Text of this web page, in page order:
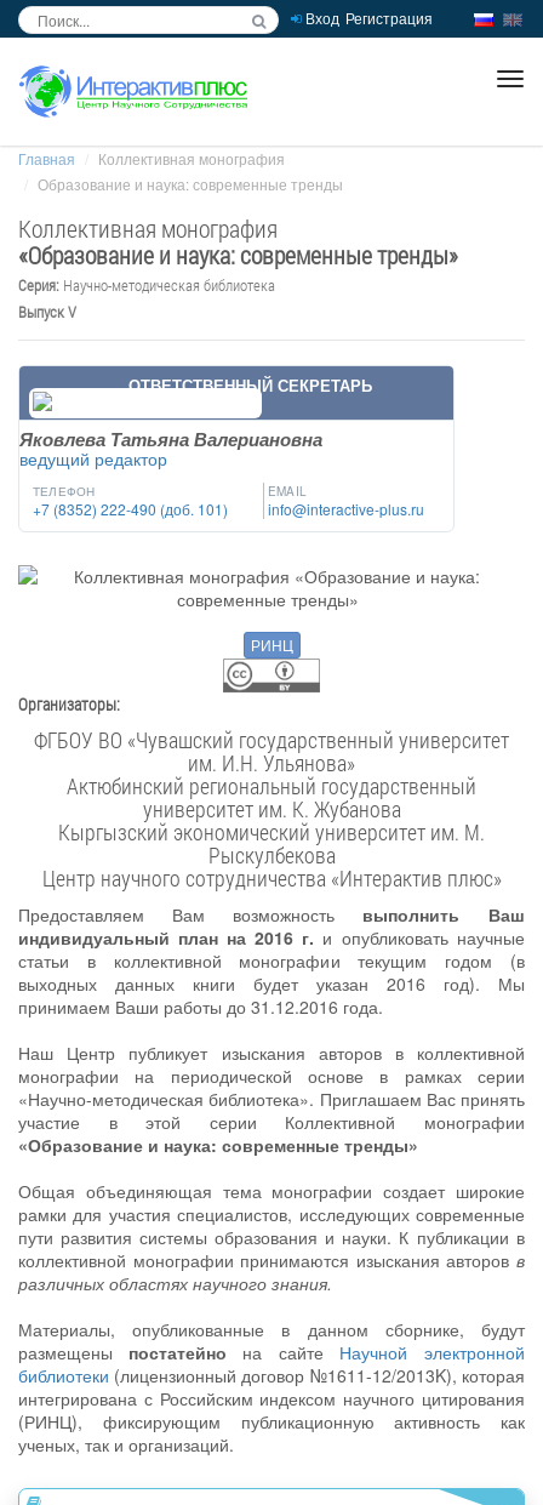
Вход Регистрация
Главная
Коллективная монография
Образование и наука: современные тренды
Коллективная монография
«Образование и наука: современные тренды»
Серия: Научно-методическая библиотека
Выпуск V
ОТВЕТСТВЕННЫЙ СЕКРЕТАРЬ
Яковлева Татьяна Валериановна
ведущий редактор
ТЕЛЕФОН
+7 (8352) 222-490 (доб. 101)
EMAIL
info@interactive-plus.ru
РИНЦ
Организаторы:
ФГБОУ ВО «Чувашский государственный университет
им. И.Н. Ульянова»
Актюбинский региональный государственный
университет им. К. Жубанова
Кыргызский экономический университет им. М.
Рыскулбекова
Центр научного сотрудничества «Интерактив плюс»
Предоставляем Вам возможность выполнить Ваш
индивидуальный план на 2016 г. и опубликовать научные
статьи в коллективной монографии текущим годом (в
выходных данных книги будет указан 2016 год). Мы
принимаем Ваши работы до 31.12.2016 года.
Наш Центр публикует изыскания авторов в коллективной
монографии на периодической основе в рамках серии
«Научно-методическая библиотека». Приглашаем Вас принять
участие в этой серии Коллективной монографии
«Образование и наука: современные тренды»
Общая объединяющая тема монографии создает широкие
рамки для участия специалистов, исследующих современные
пути развития системы образования и науки. К публикации в
коллективной монографии принимаются изыскания авторов в
различных областях научного знания.
Материалы, опубликованные в данном сборнике, будут
размещены постатейно на сайте Научной электронной
библиотеки (лицензионный договор №1611-12/2013K), которая
интегрирована с Российским индексом научного цитирования
(РИНЦ), фиксирующим публикационную активность как
ученых, так и организаций.